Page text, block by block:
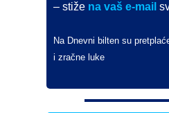
– stiže na vaš e-mail
Na Dnevni bilten su
i zračne luke